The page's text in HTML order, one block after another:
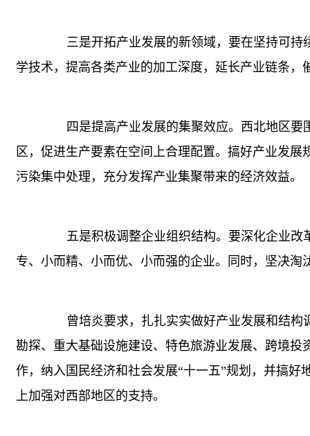
三是开拓产业发展的新领域，要在坚持可持
学技术，提高各类产业的加工深度，延长产业链条，
四是提高产业发展的集聚效应。西北地区要
区，促进生产要素在空间上合理配置。搞好产业发
污染集中处理，充分发挥产业集聚带来的经济效益。
五是积极调整企业组织结构。要深化企业改
专、小而精、小而优、小而强的企业。同时，坚决
曾培炎要求，扎扎实实做好产业发展和结构
勘探、重大基础设施建设、特色旅游业发展、跨境
作，纳入国民经济和社会发展“十一五”规划，并搞
上加强对西部地区的支持。